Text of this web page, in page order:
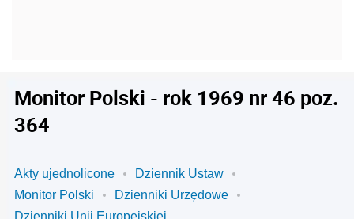
Monitor Polski - rok 1969 nr 46 poz.
364
Akty ujednolicone
Dziennik Ustaw
Monitor Polski
Dzienniki Urzędowe
Dzienniki Unii Europejskiej